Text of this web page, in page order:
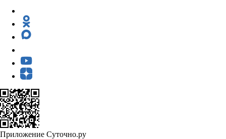
Приложение Суточно.ру